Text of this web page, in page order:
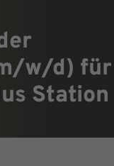
w/d) für
Station